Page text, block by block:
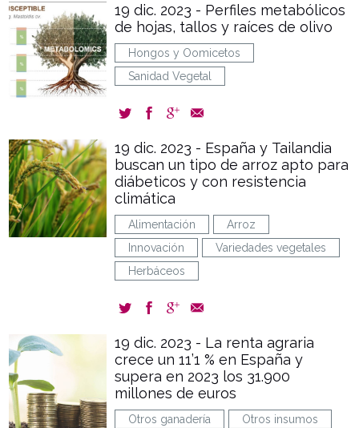
19 dic. 2023 - Perfiles metabólicos
de hojas, tallos y raíces de olivo
Hongos y Oomicetos
Sanidad Vegetal
19 dic. 2023 - España y Tailandia
buscan un tipo de arroz apto para
diábeticos y con resistencia
climática
Alimentación
Arroz
Innovación
Variedades vegetales
Herbáceos
19 dic. 2023 - La renta agraria
crece un 11’1 % en España y
supera en 2023 los 31.900
millones de euros
Otros ganadería
Otros insumos